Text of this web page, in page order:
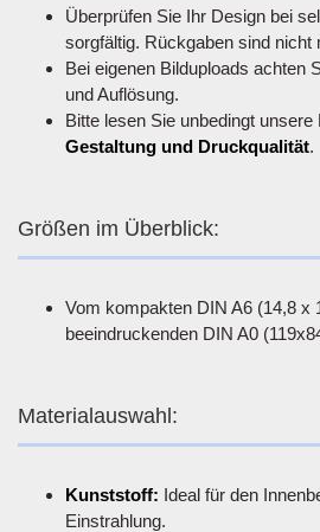
Überprüfen Sie Ihr Design bei
sorgfältig. Rückgaben sind nicht
Bei eigenen Bilduploads achten
und Auflösung.
Bitte lesen Sie unbedingt
Gestaltung und Druckqualität.
Größen im Überblick:
Vom kompakten DIN A6 (14,8 x
beeindruckenden DIN A0
Materialauswahl:
Kunststoff: Ideal für den
Einstrahlung.